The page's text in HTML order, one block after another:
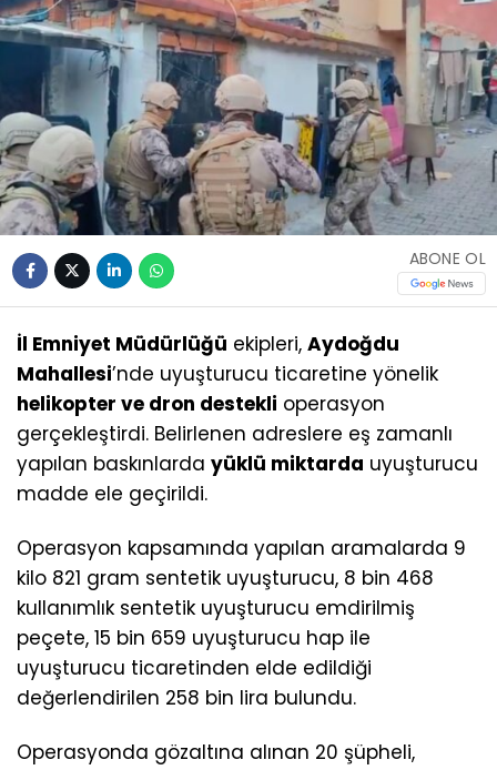
ABONE OL
İl Emniyet Müdürlüğü ekipleri, Aydoğdu
Mahallesi’nde uyuşturucu ticaretine yönelik
helikopter ve dron destekli operasyon
gerçekleştirdi. Belirlenen adreslere eş zamanlı
yapılan baskınlarda yüklü miktarda uyuşturucu
madde ele geçirildi.
Operasyon kapsamında yapılan aramalarda 9
kilo 821 gram sentetik uyuşturucu, 8 bin 468
kullanımlık sentetik uyuşturucu emdirilmiş
peçete, 15 bin 659 uyuşturucu hap ile
uyuşturucu ticaretinden elde edildiği
değerlendirilen 258 bin lira bulundu.
Operasyonda gözaltına alınan 20 şüpheli,